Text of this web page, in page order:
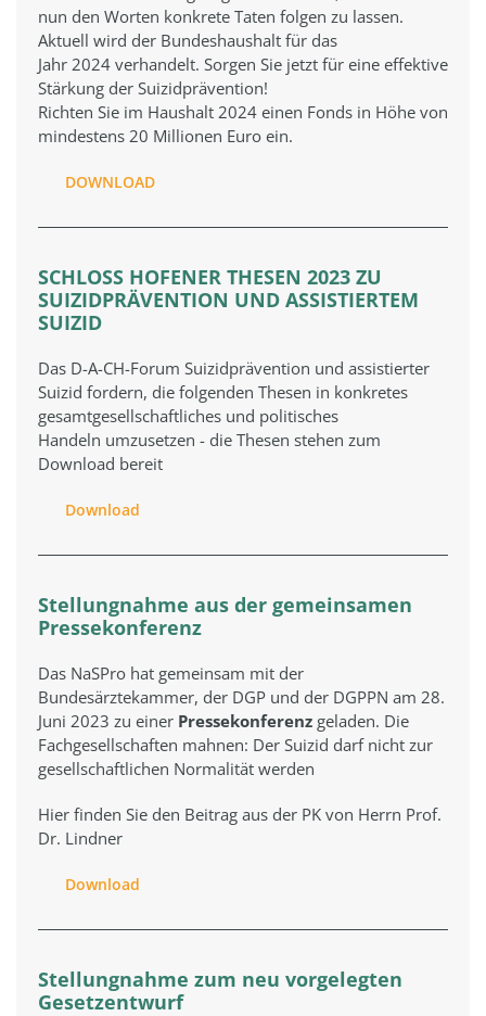
nun den Worten konkrete Taten folgen zu lassen.
Aktuell wird der Bundeshaushalt für das
Jahr 2024 verhandelt. Sorgen Sie jetzt für eine effektive
Stärkung der Suizidprävention!
Richten Sie im Haushalt 2024 einen Fonds in Höhe von
mindestens 20 Millionen Euro ein.
DOWNLOAD
SCHLOSS HOFENER THESEN 2023 ZU
SUIZIDPRÄVENTION UND ASSISTIERTEM
SUIZID
Das D-A-CH-Forum Suizidprävention und assistierter
Suizid fordern, die folgenden Thesen in konkretes
gesamtgesellschaftliches und politisches
Handeln umzusetzen - die Thesen stehen zum
Download bereit
Download
Stellungnahme aus der gemeinsamen
Pressekonferenz
Das NaSPro hat gemeinsam mit der
Bundesärztekammer, der DGP und der DGPPN am 28.
Juni 2023 zu einer Pressekonferenz geladen. Die
Fachgesellschaften mahnen: Der Suizid darf nicht zur
gesellschaftlichen Normalität werden
Hier finden Sie den Beitrag aus der PK von Herrn Prof.
Dr. Lindner
Download
Stellungnahme zum neu vorgelegten
Gesetzentwurf